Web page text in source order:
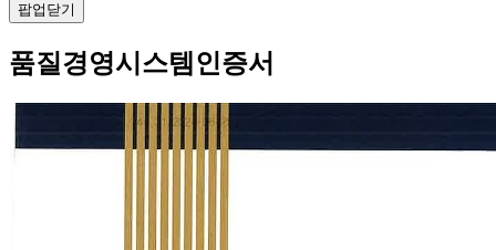
팝업닫기
품질경영시스템인증서